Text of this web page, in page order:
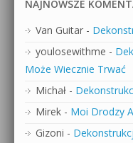
NAJNOWSZE
Van Guitar -
youlosewithme -
Może Wiecznie Trwać
Michał -
Mirek - Moi Drodzy
Gizoni -